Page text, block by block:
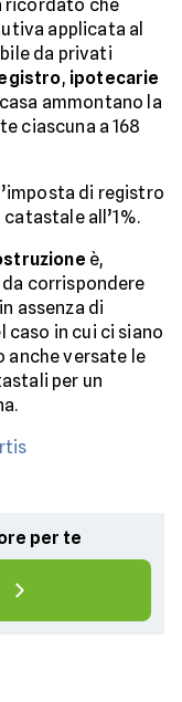
ricordato che
applicata al
da privati
, ipotecarie
ammontano la
ciascuna a 168
di registro
all’1%.
è,
da corrispondere
assenza di
caso in cui ci siano
anche versate le
per un
per te